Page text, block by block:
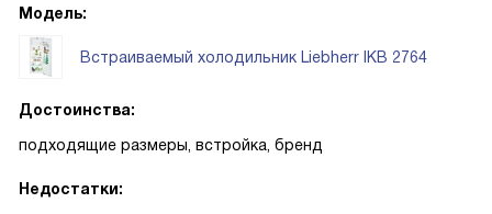
Модель:
Встраиваемый холодильник Liebherr IKB 2764
Достоинства:
подходящие размеры, встройка, бренд
Недостатки: